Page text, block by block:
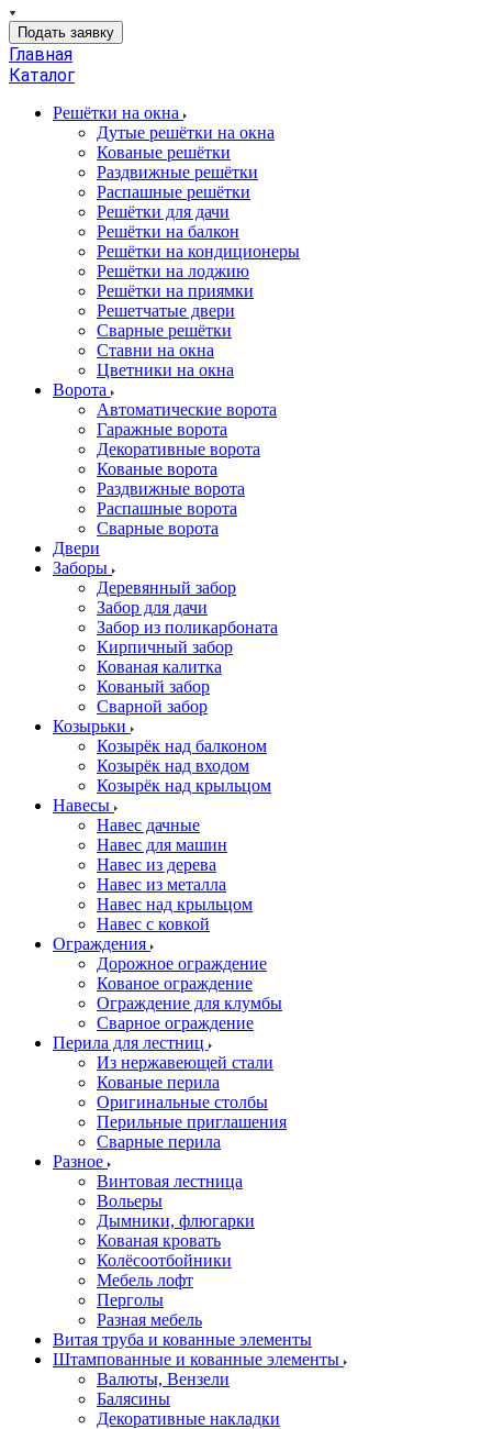
Подать заявку
Главная
Каталог
Решётки на окна
Дутые решётки на окна
Кованые решётки
Раздвижные решётки
Распашные решётки
Решётки для дачи
Решётки на балкон
Решётки на кондиционеры
Решётки на лоджию
Решётки на приямки
Решетчатые двери
Сварные решётки
Ставни на окна
Цветники на окна
Ворота
Автоматические ворота
Гаражные ворота
Декоративные ворота
Кованые ворота
Раздвижные ворота
Распашные ворота
Сварные ворота
Двери
Заборы
Деревянный забор
Забор для дачи
Забор из поликарбоната
Кирпичный забор
Кованая калитка
Кованый забор
Сварной забор
Козырьки
Козырёк над балконом
Козырёк над входом
Козырёк над крыльцом
Навесы
Навес дачные
Навес для машин
Навес из дерева
Навес из металла
Навес над крыльцом
Навес с ковкой
Ограждения
Дорожное ограждение
Кованое ограждение
Ограждение для клумбы
Сварное ограждение
Перила для лестниц
Из нержавеющей стали
Кованые перила
Оригинальные столбы
Перильные приглашения
Сварные перила
Разное
Винтовая лестница
Вольеры
Дымники, флюгарки
Кованая кровать
Колёсоотбойники
Мебель лофт
Перголы
Разная мебель
Витая труба и кованные элементы
Штампованные и кованные элементы
Валюты, Вензели
Балясины
Декоративные накладки